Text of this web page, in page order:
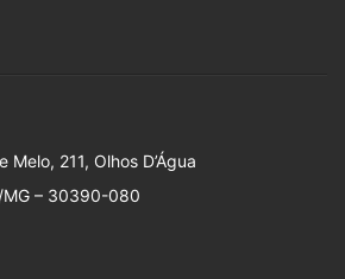
Melo, 211, Olhos D’Água
MG – 30390-080